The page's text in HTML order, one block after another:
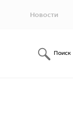
Новости
Поиск